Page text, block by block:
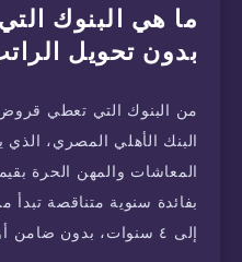
ما هي البنوك
بدون تحويل
من البنوك التي تعطي
البنك الأهلي المصري،
إلى ٤ سنوات، بدون ضامن أو تحويل الراتب على البنك.